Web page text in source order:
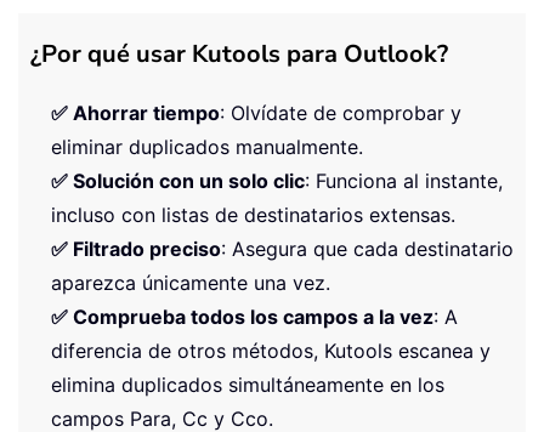
¿Por qué usar Kutools para Outlook?
✅ Ahorrar tiempo: Olvídate de comprobar y
eliminar duplicados manualmente.
✅ Solución con un solo clic: Funciona al instante,
incluso con listas de destinatarios extensas.
✅ Filtrado preciso: Asegura que cada destinatario
aparezca únicamente una vez.
✅ Comprueba todos los campos a la vez: A
diferencia de otros métodos, Kutools escanea y
elimina duplicados simultáneamente en los
campos Para, Cc y Cco.